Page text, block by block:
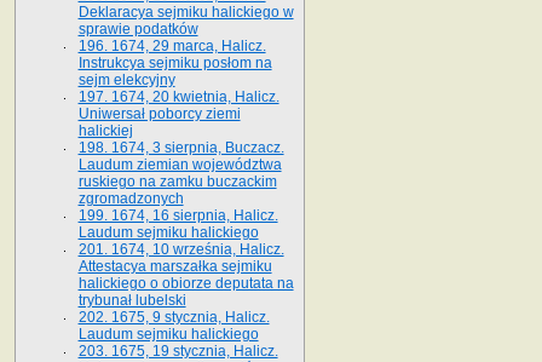
Deklaracya sejmiku halickiego w
sprawie podatków
196. 1674, 29 marca, Halicz.
Instrukcya sejmiku posłom na
sejm elekcyjny
197. 1674, 20 kwietnia, Halicz.
Uniwersał poborcy ziemi
halickiej
198. 1674, 3 sierpnia, Buczacz.
Laudum ziemian województwa
ruskiego na zamku buczackim
zgromadzonych
199. 1674, 16 sierpnia, Halicz.
Laudum sejmiku halickiego
201. 1674, 10 września, Halicz.
Attestacya marszałka sejmiku
halickiego o obiorze deputata na
trybunał lubelski
202. 1675, 9 stycznia, Halicz.
Laudum sejmiku halickiego
203. 1675, 19 stycznia, Halicz.